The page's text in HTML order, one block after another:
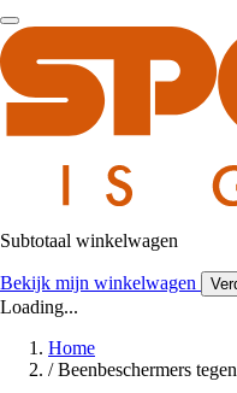
Subtotaal winkelwagen
Bekijk mijn winkelwagen
Loading...
Home
/ Beenbeschermers